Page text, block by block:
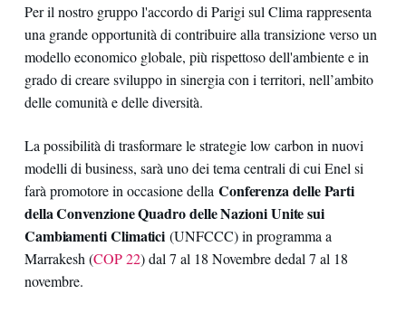
Per il nostro gruppo l'accordo di Parigi sul Clima rappresenta
una grande opportunità di contribuire alla transizione verso un
modello economico globale, più rispettoso dell'ambiente e in
grado di creare sviluppo in sinergia con i territori, nell’ambito
delle comunità e delle diversità.
La possibilità di trasformare le strategie low carbon in nuovi
modelli di business, sarà uno dei tema centrali di cui Enel si
farà promotore in occasione della Conferenza delle Parti
della Convenzione Quadro delle Nazioni Unite sui
Cambiamenti Climatici (UNFCCC) in programma a
Marrakesh (COP 22) dal 7 al 18 Novembre dedal 7 al 18
novembre.